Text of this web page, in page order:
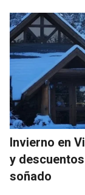
Invierno en
y
soñado